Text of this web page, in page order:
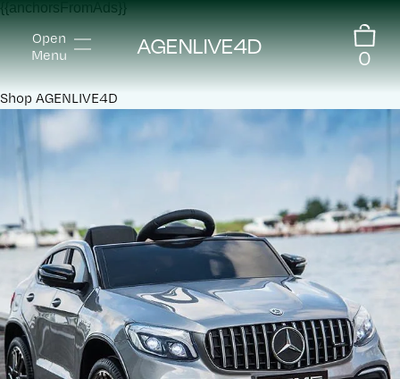
{{anchorsFromAds}}
Open
Menu
AGENLIVE4D 0
Shop AGENLIVE4D